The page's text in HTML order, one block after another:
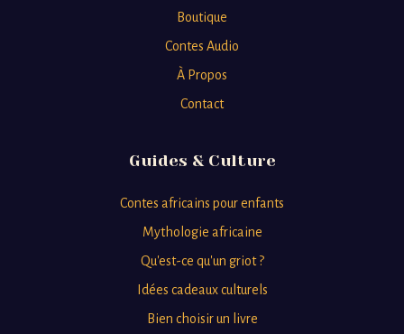
Boutique
Contes Audio
À Propos
Contact
Guides & Culture
Contes africains pour enfants
Mythologie africaine
Qu'est-ce qu'un griot ?
Idées cadeaux culturels
Bien choisir un livre